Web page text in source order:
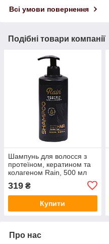
Всі умови повернення
Подібні товари компанії
Шампунь для волосся з
протеїном, кератином та
колагеном Rain, 500 мл
319 ₴
Купити
Про нас